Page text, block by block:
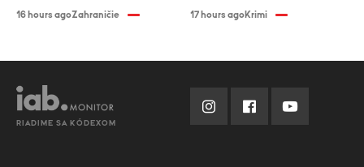
16 hours agoZahraničie 17 hours agoKrimi
RIADIME SA KÓDEXOM